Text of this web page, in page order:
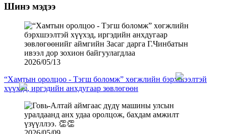
Шинэ мэдээ
2026/05/13
“Хамтын оролцоо - Тэгш боломж” хөгжлийн бэрхшээлтэй
хүүхэд, иргэдийн анхдугаар зөвлөгөөн